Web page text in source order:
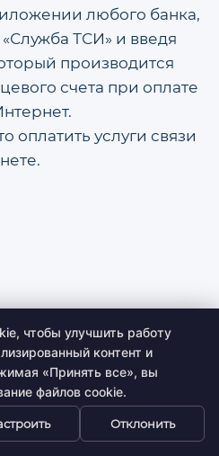
любого банка,
ТСИ» и введя
производится
счета при оплате
оплатить услуги связи
чтобы улучшить работу
контент и
«Принять все», вы
файлов cookie.
Отклонить